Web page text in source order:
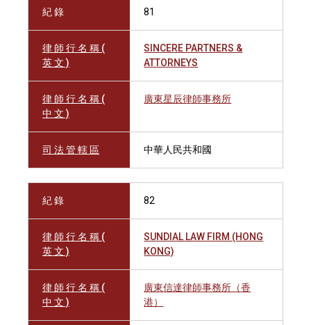
紀 錄 81
律 師 行 名 稱 (
英 文 )
SINCERE PARTNERS &
ATTORNEYS
律 師 行 名 稱 (
中 文 )
廣東星辰律師事務所
司 法 管 轄 區 中華人民共和國
紀 錄 82
律 師 行 名 稱 (
英 文 )
SUNDIAL LAW FIRM (HONG
KONG)
律 師 行 名 稱 (
中 文 )
廣東信達律師事務所（香
港）